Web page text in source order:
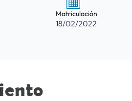
Matriculación
18/02/2022